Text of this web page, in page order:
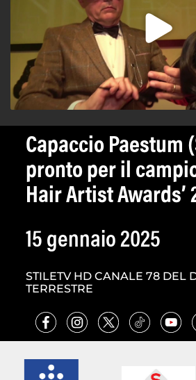
Capaccio Paestum
pronto per il
Hair Artist Awards’
15 gennaio 2025
STILETV HD CANALE 78 DEL
TERRESTRE